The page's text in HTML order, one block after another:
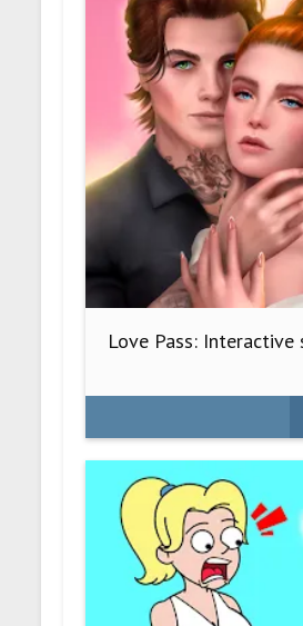
Love Pass: Interactive